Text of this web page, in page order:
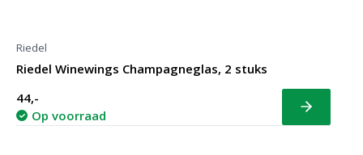
Riedel
Riedel Winewings Champagneglas, 2 stuks
44,-
Op voorraad
Bekijk